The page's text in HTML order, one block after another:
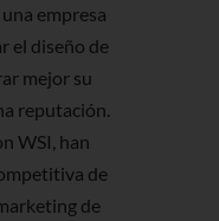
empresa
el diseño de
mejor su
reputación.
WSI, han
de
de